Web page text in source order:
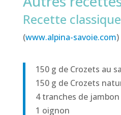
Recette classique
(www.alpina-savoie.com)
150 g de Crozets au
150 g de Crozets
4 tranches de jambon
1 oignon